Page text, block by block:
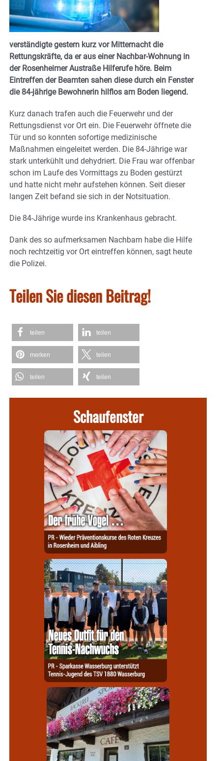
verständigte gestern kurz vor Mitternacht die
Rettungskräfte, da er aus einer Nachbar-Wohnung in
der Rosenheimer Austraße Hilferufe höre. Beim
Eintreffen der Beamten sahen diese durch ein Fenster
die 84-jährige Bewohnerin hilflos am Boden liegend.
Kurz danach trafen auch die Feuerwehr und der
Rettungsdienst vor Ort ein. Die Feuerwehr öffnete die
Tür und so konnten sofortige medizinische
Maßnahmen eingeleitet werden. Die 84-Jährige war
stark unterkühlt und dehydriert. Die Frau war offenbar
schon im Laufe des Vormittags zu Boden gestürzt
und hatte nicht mehr aufstehen können. Seit dieser
langen Zeit befand sie sich in der Notsituation.
Die 84-Jährige wurde ins Krankenhaus gebracht.
Dank des so aufmerksamen Nachbarn habe die Hilfe
noch rechtzeitig vor Ort eintreffen können, sagt heute
die Polizei.
Teilen Sie diesen Beitrag!
teilen teilen
merken teilen
teilen teilen
Schaufenster